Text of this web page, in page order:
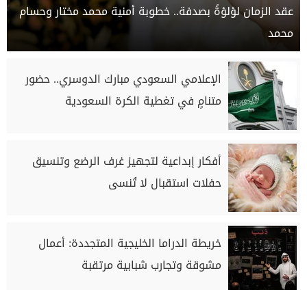
عقد الزمان لؤلؤةً بصدفة.. خطوبة أمنية محمد مختار وحسام
محمد
الإعلامي السعودي مبارك الدوسري.. حضور
متنامٍ في تغطية الكرة السعودية
أفكار إبداعية لتجهيز غرف الرضع وتنسيق
حفلات استقبال لا تُنسى
خريطة الدراما الخليجية المتجددة: أعمال
مشوقة وتجارب شبابية مرتقبة